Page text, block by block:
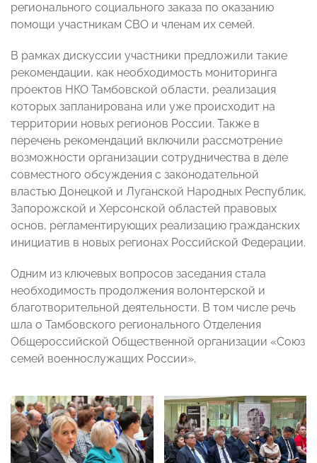
регионального социального заказа по оказанию
помощи участникам СВО и членам их семей.
В рамках дискуссии участники предложили такие
рекомендации, как необходимость мониторинга
проектов НКО Тамбовской области, реализация
которых запланирована или уже происходит на
территории новых регионов России. Также в
перечень рекомендаций включили рассмотрение
возможности организации сотрудничества в деле
совместного обсуждения с законодательной
властью Донецкой и Луганской Народных Республик,
Запорожской и Херсонской областей правовых
основ, регламентирующих реализацию гражданских
инициатив в новых регионах Российской Федерации.
Одним из ключевых вопросов заседания стала
необходимость продолжения волонтерской и
благотворительной деятельности. В том числе речь
шла о Тамбовского регионального Отделения
Общероссийской Общественной организации «Союз
семей военнослужащих России».